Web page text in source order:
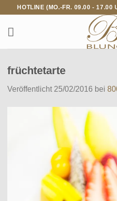
springen
HOTLINE (MO.-FR. 09.00 - 17.00
früchtetarte
Veröffentlicht 25/02/2016 bei